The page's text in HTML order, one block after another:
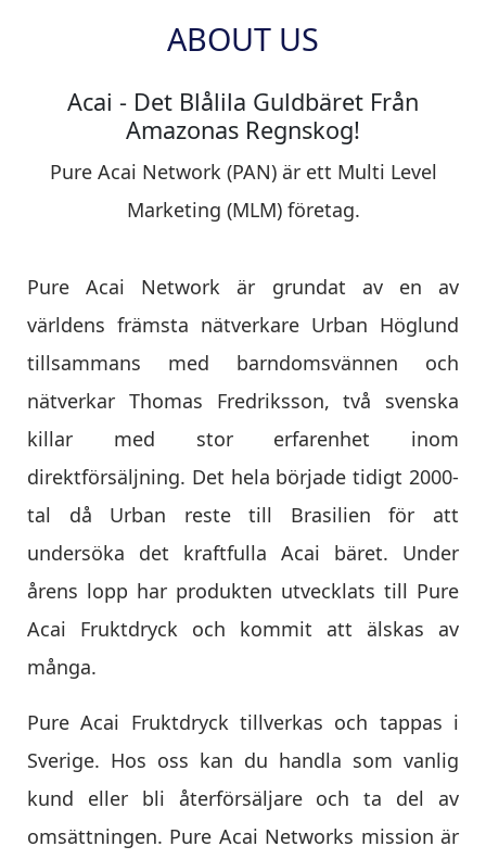
ABOUT US
Acai - Det Blålila Guldbäret Från
Amazonas Regnskog!
Pure Acai Network (PAN) är ett Multi Level
Marketing (MLM) företag.
Pure Acai Network är grundat av en av
världens främsta nätverkare Urban Höglund
tillsammans med barndomsvännen och
nätverkar Thomas Fredriksson, två svenska
killar med stor erfarenhet inom
direktförsäljning. Det hela började tidigt 2000-
tal då Urban reste till Brasilien för att
undersöka det kraftfulla Acai bäret. Under
årens lopp har produkten utvecklats till Pure
Acai Fruktdryck och kommit att älskas av
många.
Pure Acai Fruktdryck tillverkas och tappas i
Sverige. Hos oss kan du handla som vanlig
kund eller bli återförsäljare och ta del av
omsättningen. Pure Acai Networks mission är